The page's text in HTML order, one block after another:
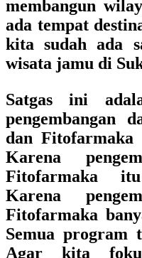
membangun
ada tempat
kita sudah ada
wisata jamu di
Satgas ini
pengembangan
dan Fitofarmaka
Karena
Fitofarmaka
Karena
Fitofarmaka
Semua program
Agar kita